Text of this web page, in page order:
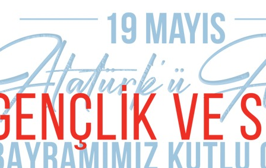
E-mail Adresiniz (zorunlu değil)
Telefon (zorunlu değil)
Yorumunuz